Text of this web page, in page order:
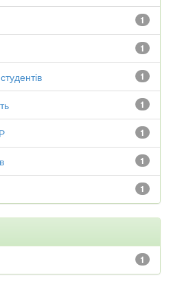
1
1
1
1
1
1
1
1